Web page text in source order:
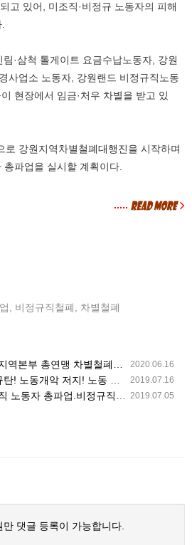
고 있어, 미조직·비정규 노동자의 피해
림·삼척 톨게이트 요금수납노동자, 강원
사업소 노동자, 강원랜드 비정규직노동
현장에서 임금·처우 차별을 받고 있
로 강원지역차별철폐대행진을 시작하며
총파업을 실시할 계획이다.
.....
비정규직철폐 차별철폐
2020.06.16
차별철폐대행진 실천단과 함께 진행
2019.07.16
쟁취! 비정규직 철폐! 재벌개혁! 민주노총 결의대회
2019.07.05
파업.비정규직 철폐 노동자대회 열려
만 댓글 등록이 가능합니다.